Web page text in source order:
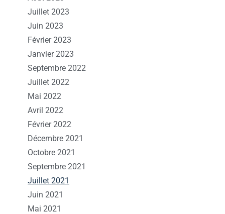
Juillet 2023
Juin 2023
Février 2023
Janvier 2023
Septembre 2022
Juillet 2022
Mai 2022
Avril 2022
Février 2022
Décembre 2021
Octobre 2021
Septembre 2021
Juillet 2021
Juin 2021
Mai 2021